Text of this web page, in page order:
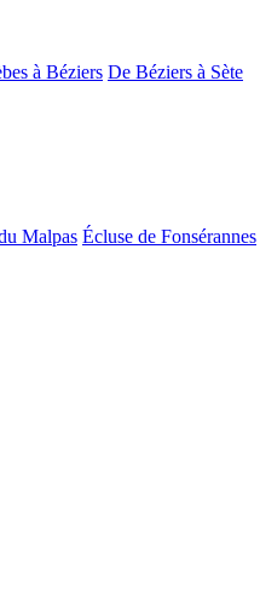
à Béziers De Béziers à Sète
Malpas Écluse de Fonsérannes